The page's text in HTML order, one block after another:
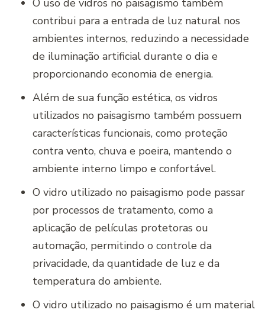
O uso de vidros no paisagismo também
contribui para a entrada de luz natural nos
ambientes internos, reduzindo a necessidade
de iluminação artificial durante o dia e
proporcionando economia de energia.
Além de sua função estética, os vidros
utilizados no paisagismo também possuem
características funcionais, como proteção
contra vento, chuva e poeira, mantendo o
ambiente interno limpo e confortável.
O vidro utilizado no paisagismo pode passar
por processos de tratamento, como a
aplicação de películas protetoras ou
automação, permitindo o controle da
privacidade, da quantidade de luz e da
temperatura do ambiente.
O vidro utilizado no paisagismo é um material